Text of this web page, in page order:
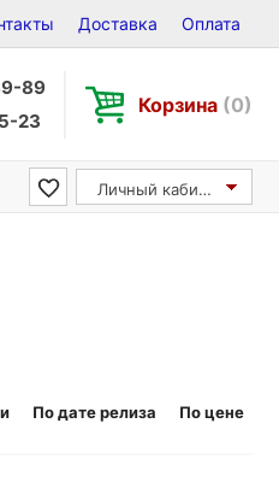
Доставка Оплата
89
23
Корзина (0)
Личный кабинет
По дате релиза По цене